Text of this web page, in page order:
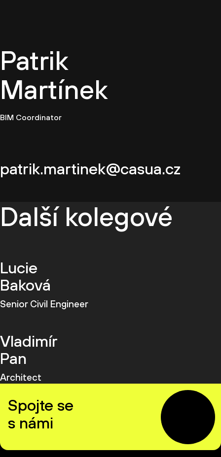
Patrik
Martínek
BIM Coordinator
patrik.martinek@casua.cz
Další kolegové
Lucie
Baková
Senior Civil Engineer
Vladimír
Pan
Architect
Spojte se
s námi